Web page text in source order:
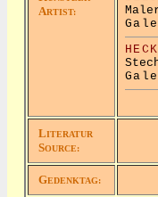
ARTIST:
LITERATUR
SOURCE:
GEDENKTAG: